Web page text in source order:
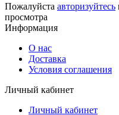
Пожалуйста авторизуйтесь
просмотра
Информация
О нас
Доставка
Условия соглашения
Личный кабинет
Личный кабинет